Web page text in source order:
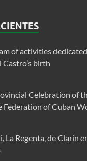
of activities
birth
Celebration of
Federation of Cuban
La Regenta, de Clarín